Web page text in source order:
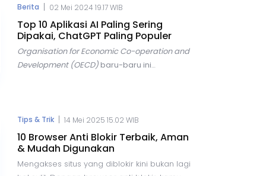
terdapat risiko yang semakin besar, salah
satunya adalah ancaman penipuan
kodeOne-Time Password(OTP).
Berita | 02 Mei 2024 19.17 WIB
Top 10 Aplikasi AI Paling Sering
Dipakai, ChatGPT Paling Populer
Organisation for Economic Co-operation and
Development (OECD) baru-baru ini
laporannya, OECD menyebutkan bahwa AI
menjadi topik yang hangat diperbincangkan
di berbagai forum, terutama dalam konteks
hubungan internasional.
Tips & Trik | 14 Mei 2025 15.02 WIB
10 Browser Anti Blokir Terbaik, Aman
& Mudah Digunakan
Mengakses situs yang diblokir kini bukan lagi